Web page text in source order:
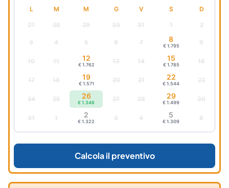
L M M G V S D
27 28 29 30 31 1 2
3 4 5 6 7 8
€ 1.795 9
10 11 12
€ 1.762 13 14 15
€ 1.785 16
17 18 19
€ 1.571 20 21 22
€ 1.544 23
24 25 26
€ 1.346 27 28 29
€ 1.499 30
31 1 2
€ 1.322 3 4 5
€ 1.309 6
Calcola il preventivo